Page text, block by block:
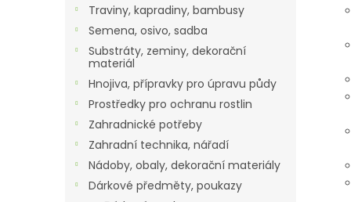
Traviny, kapradiny, bambusy
Semena, osivo, sadba
Substráty, zeminy, dekorační
materiál
Hnojiva, přípravky pro úpravu půdy
Prostředky pro ochranu rostlin
Zahradnické potřeby
Zahradní technika, nářadí
Nádoby, obaly, dekorační materiály
Dárkové předměty, poukazy